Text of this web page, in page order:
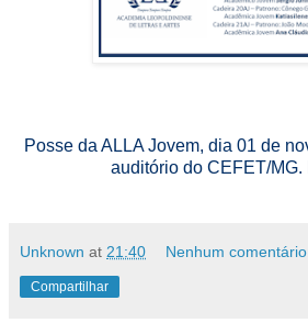
Posse da ALLA Jovem, dia 01 de
auditório do CEFET/MG.
Unknown at 21:40 Nenhum
Compartilhar